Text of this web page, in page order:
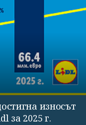
износът
за 2025 г.